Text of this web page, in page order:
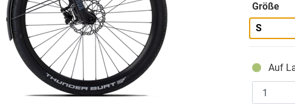
Größe
S
Auf